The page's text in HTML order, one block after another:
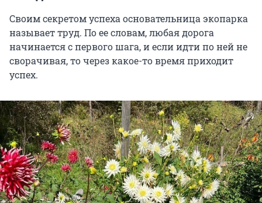
Своим секретом успеха основательница экопарка
называет труд. По ее словам, любая дорога
начинается с первого шага, и если идти по ней не
сворачивая, то через какое-то время приходит
успех.